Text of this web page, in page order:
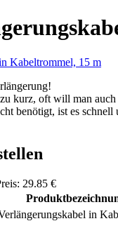
kurz, oft will man
benötigt, ist es
29.85 €
in